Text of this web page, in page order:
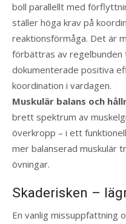
boll parallellt med
ställer höga krav på
reaktionsförmåga. Det är
förbättras av regelbunden
dokumenterade positiva
koordination i vardagen.
Muskulär balans och
brett spektrum av
överkropp – i ett
mer balanserad muskulär
övningar.
Skaderisken –
En vanlig missuppfattning